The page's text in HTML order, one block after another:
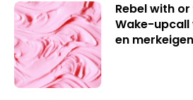
Rebel with
Wake-
en